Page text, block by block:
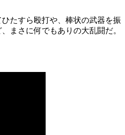
たすら殴打や、棒状の武器を振
まさに何でもありの大乱闘だ。